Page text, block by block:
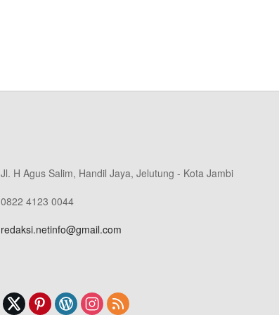
Jl. H Agus Salim, Handil Jaya, Jelutung - Kota Jambi
0822 4123 0044
redaksi.netinfo@gmail.com